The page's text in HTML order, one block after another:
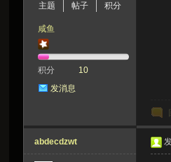
主题
帖子
积分
咸鱼
积分
10
发消息
abdecdzwt